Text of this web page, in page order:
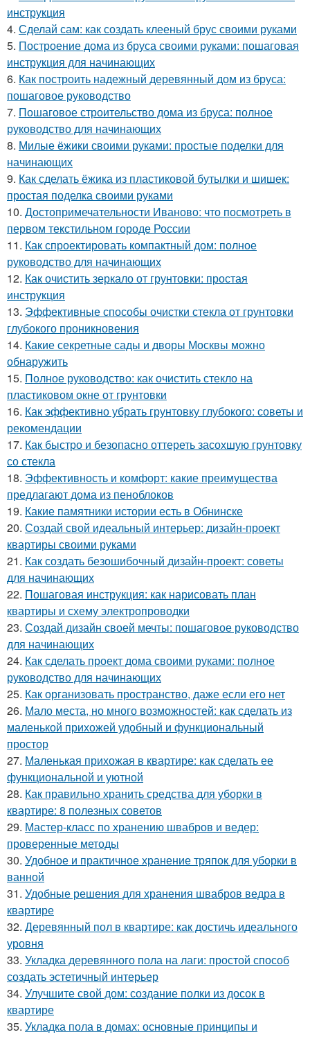
инструкция
4. Сделай сам: как создать клееный брус своими руками
5. Построение дома из бруса своими руками: пошаговая
инструкция для начинающих
6. Как построить надежный деревянный дом из бруса:
пошаговое руководство
7. Пошаговое строительство дома из бруса: полное
руководство для начинающих
8. Милые ёжики своими руками: простые поделки для
начинающих
9. Как сделать ёжика из пластиковой бутылки и шишек:
простая поделка своими руками
10. Достопримечательности Иваново: что посмотреть в
первом текстильном городе России
11. Как спроектировать компактный дом: полное
руководство для начинающих
12. Как очистить зеркало от грунтовки: простая
инструкция
13. Эффективные способы очистки стекла от грунтовки
глубокого проникновения
14. Какие секретные сады и дворы Москвы можно
обнаружить
15. Полное руководство: как очистить стекло на
пластиковом окне от грунтовки
16. Как эффективно убрать грунтовку глубокого: советы и
рекомендации
17. Как быстро и безопасно оттереть засохшую грунтовку
со стекла
18. Эффективность и комфорт: какие преимущества
предлагают дома из пеноблоков
19. Какие памятники истории есть в Обнинске
20. Создай свой идеальный интерьер: дизайн-проект
квартиры своими руками
21. Как создать безошибочный дизайн-проект: советы
для начинающих
22. Пошаговая инструкция: как нарисовать план
квартиры и схему электропроводки
23. Создай дизайн своей мечты: пошаговое руководство
для начинающих
24. Как сделать проект дома своими руками: полное
руководство для начинающих
25. Как организовать пространство, даже если его нет
26. Мало места, но много возможностей: как сделать из
маленькой прихожей удобный и функциональный
простор
27. Маленькая прихожая в квартире: как сделать ее
функциональной и уютной
28. Как правильно хранить средства для уборки в
квартире: 8 полезных советов
29. Мастер-класс по хранению швабров и ведер:
проверенные методы
30. Удобное и практичное хранение тряпок для уборки в
ванной
31. Удобные решения для хранения швабров ведра в
квартире
32. Деревянный пол в квартире: как достичь идеального
уровня
33. Укладка деревянного пола на лаги: простой способ
создать эстетичный интерьер
34. Улучшите свой дом: создание полки из досок в
квартире
35. Укладка пола в домах: основные принципы и